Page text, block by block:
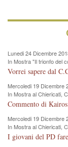
Lunedi 24 Dicembre
In Mostra "Il trionfo del
Mercoledi 19 Dicembre
In Mostra al Chiericati,
del Pd: "realizzata a
Mercoledi 19 Dicembre
In Mostra al Chiericati,
del Pd: "realizzata a
I giovani del PD